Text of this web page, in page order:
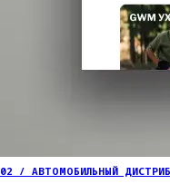
02 / АВТОМОБИЛЬНЫЙ